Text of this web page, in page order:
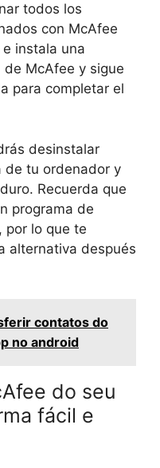
todos los
con McAfee
instala una
McAfee y sigue
para completar el
desinstalar
de tu ordenador y
Recuerda que
programa de
por lo que te
alternativa después
contatos do
no android
do seu
fácil e